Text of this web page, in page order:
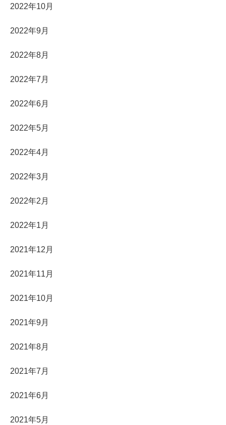
2022年10月
2022年9月
2022年8月
2022年7月
2022年6月
2022年5月
2022年4月
2022年3月
2022年2月
2022年1月
2021年12月
2021年11月
2021年10月
2021年9月
2021年8月
2021年7月
2021年6月
2021年5月